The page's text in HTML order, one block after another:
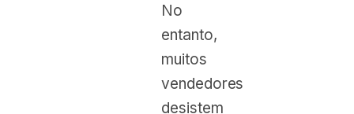
No
entanto,
muitos
vendedores
desistem